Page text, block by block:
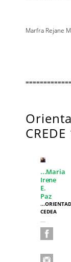
Marfra Rejane
CREDE
...Maria
Irene
E.
Paz
CEDEA